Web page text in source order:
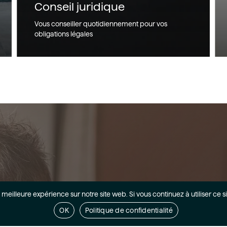
Conseil juridique
Vous conseiller quotidiennement pour vos
obligations légales
expérience sur notre site web. Si vous continuez à utiliser ce
OK Politique de confidentialité